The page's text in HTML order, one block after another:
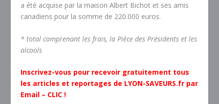
a été acquise par la maison Albert Bichot et ses amis
canadiens pour la somme de 220.000 euros.
* total comprenant les frais, la Pièce des Présidents et les
alcools
Inscrivez-vous pour recevoir gratuitement tous
les articles et reportages de LYON-SAVEURS.fr par
Email – CLIC !